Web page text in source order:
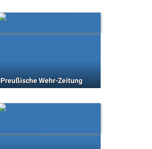
Preußische Wehr-Zeitung